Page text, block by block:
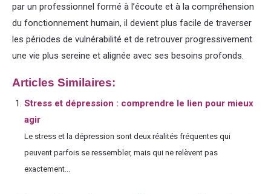
par un professionnel formé à l’écoute et à la compréhension
du fonctionnement humain, il devient plus facile de traverser
les périodes de vulnérabilité et de retrouver progressivement
une vie plus sereine et alignée avec ses besoins profonds.
Articles Similaires:
Stress et dépression : comprendre le lien pour mieux
agir
Le stress et la dépression sont deux réalités fréquentes qui
peuvent parfois se ressembler, mais qui ne relèvent pas
exactement...